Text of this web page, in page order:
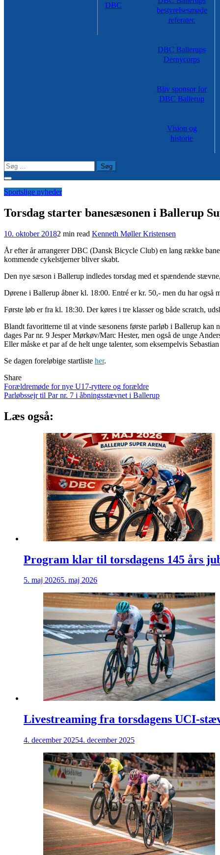
DBC
bestyrelsesmøde
referater.
DBC Ballerups
Dernycorps
Bliv sponsor for
DBC Ballerup
Vision og
historie
Søg
efter:
Sportslige nyheder
Torsdag starter banesæsonen i Ballerup
10. oktober 20182 min read Kenneth Møller Kristensen
År efter år arrangerer DBC (Dansk Bicycle Club) en lang række
kommende cykelstjerner bliver skabt.
Den nye sæson i Ballerup indledes torsdag med et spændende
Dørene i Ballerup åbner kl. 18:00. Entré er kr. 50,- men du har
Første løb er fra kl. 18:30. Der køres i tre klasser og både scratch,
Blandt favoritterne til at vinde sæsonens første parløb i Ballerup kan
dages Par nr. 9 Jesper Mørkøv/Marc Hester, men også de unge
Eller måske et par af de helt unge talenter, som eksempelvis
Se dagen foreløbige startliste her.
Share
Indlægsnavigation
Forældremøde for nye U17-ryttere og forældre
Parløbssejr til Par nr. 7 i åbningsstævnet i Ballerup
Læs også:
Program klar til torsdagens 145 års
5. maj 20265. maj 2026
Livestreaming fra torsdagens UCI-
4. december 20254. december 2025